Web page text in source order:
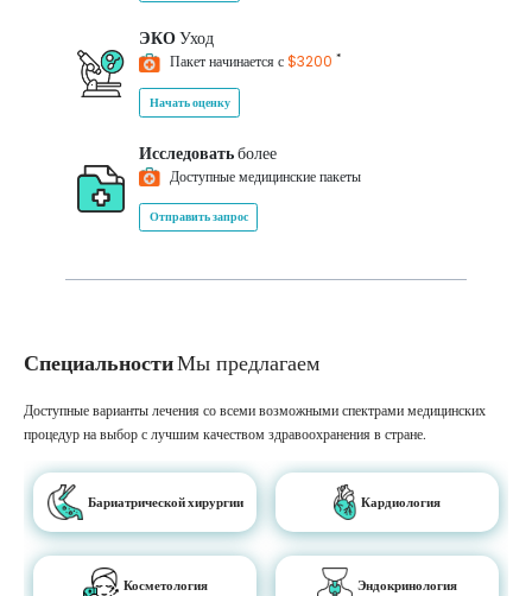
ЭКОУход
Пакет начинается с$3200 *
Начать оценку
Исследоватьболее
Доступные медицинские пакеты
Отправить запрос
СпециальностиМы предлагаем
Доступные варианты лечения со всеми возможными спектрами медицинских
процедур на выбор с лучшим качеством здравоохранения в стране.
Бариатрической хирургии Кардиология
Косметология Эндокринология